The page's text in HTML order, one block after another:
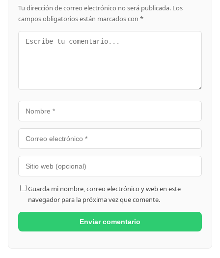
Tu dirección de correo electrónico no será publicada. Los
campos obligatorios están marcados con *
Guarda mi nombre, correo electrónico y web en este
navegador para la próxima vez que comente.